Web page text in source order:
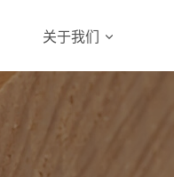
关于我们